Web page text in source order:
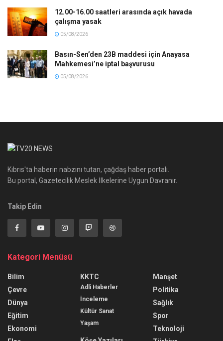
12.00-16.00 saatleri arasında açık havada
çalışma yasak
05/08/2026
Basın-Sen’den 23B maddesi için Anayasa
Mahkemesi’ne iptal başvurusu
05/08/2026
Kıbrıs'ta haberin nabzını tutan, çağdaş haber portalı.
Bu portal, Gazetecilik Meslek İlkelerine Uygun Davranır.
Takip Edin
Kategori Menüsü
Bilim
Çevre
Dünya
Eğitim
Ekonomi
KKTC
Adli Haberler
İnceleme
Kültür Sanat
Yaşam
Manşet
Politika
Sağlık
Spor
Teknoloji